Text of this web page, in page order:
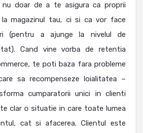
nu doar de a te asigura ca proprii
magazinul tau, ci si ca vor face
(pentru a ajunge la nivelul de
Cand vine vorba de retentia
te poti baza fara probleme
sa recompenseze loialitatea –
cumparatorii unici in clienti
clar o situatie in care toate lumea
cat si afacerea. Clientul este